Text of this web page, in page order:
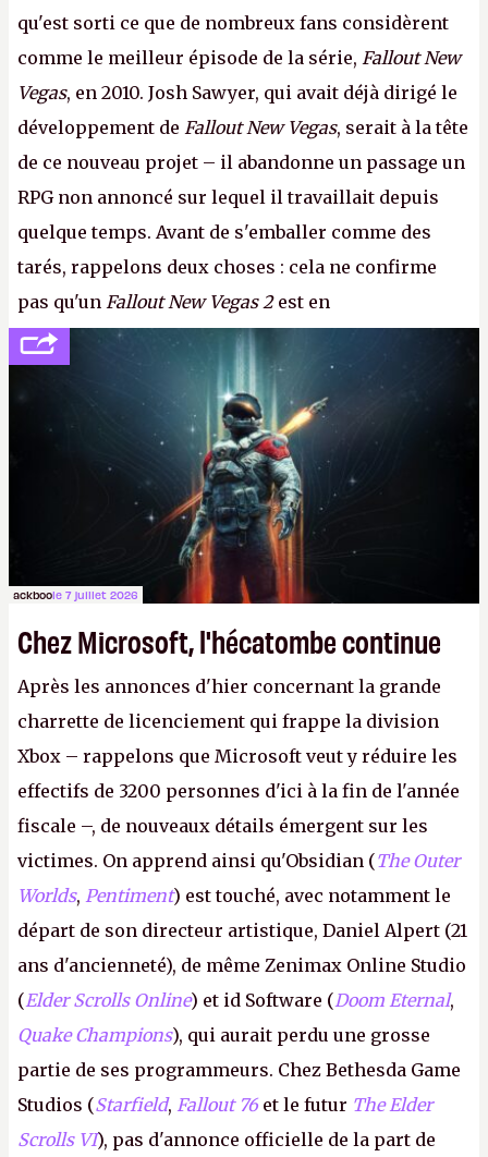
qu'est sorti ce que de nombreux fans considèrent
comme le meilleur épisode de la série, Fallout New
Vegas, en 2010. Josh Sawyer, qui avait déjà dirigé le
développement de Fallout New Vegas, serait à la tête
de ce nouveau projet – il abandonne un passage un
RPG non annoncé sur lequel il travaillait depuis
quelque temps. Avant de s'emballer comme des
tarés, rappelons deux choses : cela ne confirme
pas qu'un Fallout New Vegas 2est en
développement (pour ce que l'on sait, ils bossent
peut-être sur
Fallout Football ou
Fallout vs. Les
Lapins Crétins) et l'Obsidian d'aujourd'hui n'est plus
le même studio qu'il y a 15 ans. Mais bon, OK, on
peut commencer à fantasmer.A.
ackboole 7 juillet 2026
Chez Microsoft, l'hécatombe continue
Après les annonces d'hier concernant la grande
charrette de licenciement qui frappe la division
Xbox – rappelons que Microsoft veut y réduire les
effectifs de 3200 personnes d'ici à la fin de l'année
fiscale –, de nouveaux détails émergent sur les
victimes. On apprend ainsi qu'Obsidian (The Outer
Worlds, Pentiment) est touché, avec notamment le
départ de son directeur artistique, Daniel Alpert (21
ans d'ancienneté), de même Zenimax Online Studio
(Elder Scrolls Online) et id Software (Doom Eternal,
Quake Champions), qui aurait perdu une grosse
partie de ses programmeurs. Chez Bethesda Game
Studios (Starfield, Fallout 76 et le futur The Elder
Scrolls VI), pas d'annonce officielle de la part de